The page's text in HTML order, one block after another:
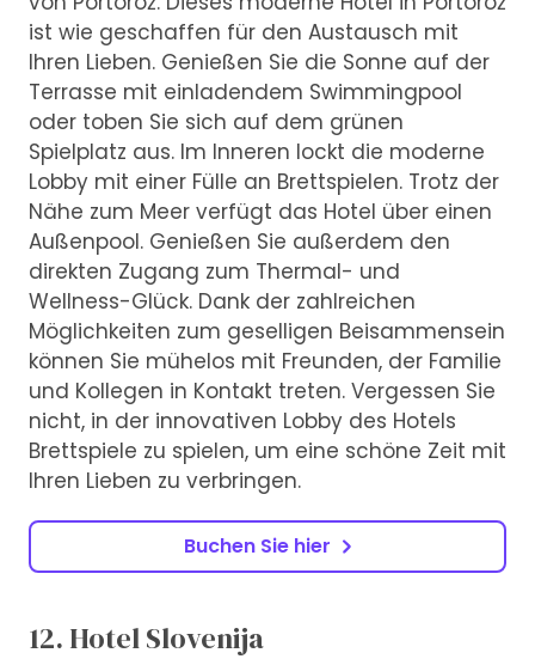
ist wie geschaffen für den Austausch mit
Ihren Lieben. Genießen Sie die Sonne auf der
Terrasse mit einladendem Swimmingpool
oder toben Sie sich auf dem grünen
Spielplatz aus. Im Inneren lockt die moderne
Lobby mit einer Fülle an Brettspielen. Trotz der
Nähe zum Meer verfügt das Hotel über einen
Außenpool. Genießen Sie außerdem den
direkten Zugang zum Thermal- und
Wellness-Glück. Dank der zahlreichen
Möglichkeiten zum geselligen Beisammensein
können Sie mühelos mit Freunden, der Familie
und Kollegen in Kontakt treten. Vergessen Sie
nicht, in der innovativen Lobby des Hotels
Brettspiele zu spielen, um eine schöne Zeit mit
Ihren Lieben zu verbringen.
Buchen Sie hier
12. Hotel Slovenija